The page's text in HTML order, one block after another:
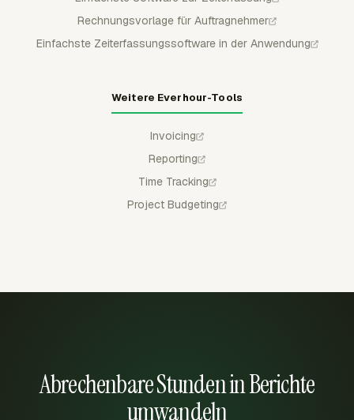
Rechnungsvorlage für Auftragnehmer
Einfachste Zeiterfassungssoftware in der Anwendung
Weitere Everhour-Tools
Invoicing
Reporting
Time Tracking
Project Budgeting
Abrechenbare Stunden in Berichte
umwandeln